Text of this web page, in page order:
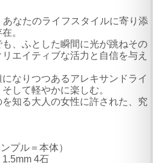
あなたのライフスタイルに寄り添
。
、ふとした瞬間に光が跳ねその
エイティブな活力と自信を与え
なりつつあるアレキサンドライ
して軽やかに楽しむ。
知る大人の女性に許された、究
プル＝本体）
4石